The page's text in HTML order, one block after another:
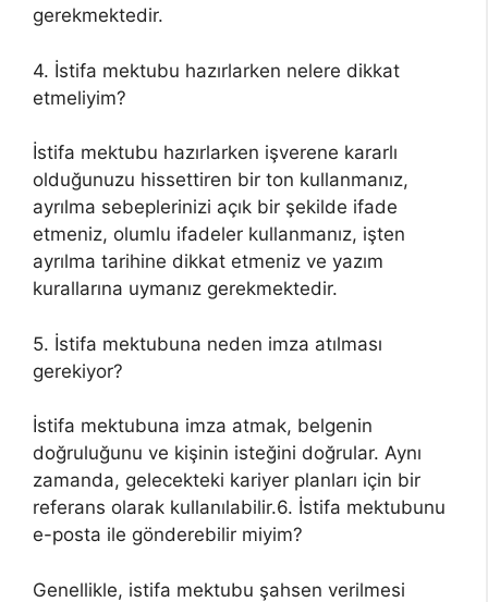
gerekmektedir.
4. İstifa mektubu hazırlarken nelere dikkat
etmeliyim?
İstifa mektubu hazırlarken işverene kararlı
olduğunuzu hissettiren bir ton kullanmanız,
ayrılma sebeplerinizi açık bir şekilde ifade
etmeniz, olumlu ifadeler kullanmanız, işten
ayrılma tarihine dikkat etmeniz ve yazım
kurallarına uymanız gerekmektedir.
5. İstifa mektubuna neden imza atılması
gerekiyor?
İstifa mektubuna imza atmak, belgenin
doğruluğunu ve kişinin isteğini doğrular. Aynı
zamanda, gelecekteki kariyer planları için bir
referans olarak kullanılabilir.6. İstifa mektubunu
e-posta ile gönderebilir miyim?
Genellikle, istifa mektubu şahsen verilmesi